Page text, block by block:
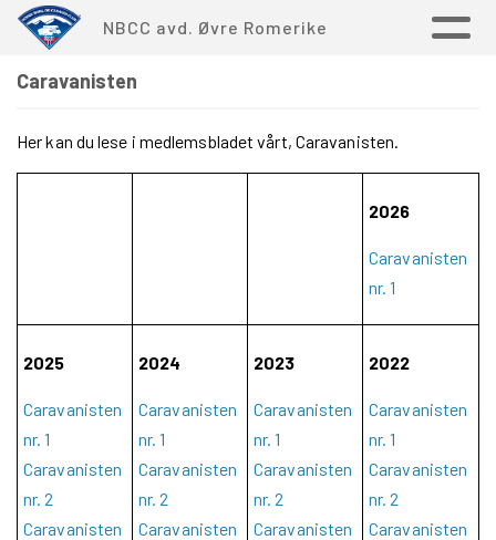
NBCC avd. Øvre Romerike
Caravanisten
Her kan du lese i medlemsbladet vårt, Caravanisten.
2026
Caravanisten
nr. 1
2025
Caravanisten
nr. 1
Caravanisten
nr. 2
Caravanisten
2024
Caravanisten
nr. 1
Caravanisten
nr. 2
Caravanisten
2023
Caravanisten
nr. 1
Caravanisten
nr. 2
Caravanisten
2022
Caravanisten
nr. 1
Caravanisten
nr. 2
Caravanisten